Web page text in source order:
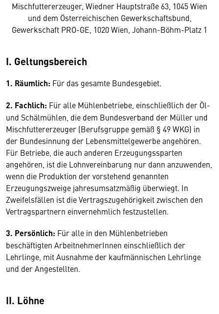
Mischfuttererzeuger, Wiedner Hauptstraße 63, 1045 Wien
und dem Österreichischen Gewerkschaftsbund,
Gewerkschaft PRO-GE, 1020 Wien, Johann-Böhm-Platz 1
I. Geltungsbereich
1. Räumlich: Für das gesamte Bundesgebiet.
2. Fachlich: Für alle Mühlenbetriebe, einschließlich der Öl-
und Schälmühlen, die dem Bundesverband der Müller und
Mischfuttererzeuger (Berufsgruppe gemäß § 49 WKG) in
der Bundesinnung der Lebensmittelgewerbe angehören.
Für Betriebe, die auch anderen Erzeugungssparten
angehören, ist die Lohnvereinbarung nur dann anzuwenden,
wenn die Produktion der vorstehend genannten
Erzeugungszweige jahresumsatzmäßig überwiegt. In
Zweifelsfällen ist die Vertragszugehörigkeit zwischen den
Vertragspartnern einvernehmlich festzustellen.
3. Persönlich: Für alle in den Mühlenbetrieben
beschäftigten ArbeitnehmerInnen einschließlich der
Lehrlinge, mit Ausnahme der kaufmännischen Lehrlinge
und der Angestellten.
II. Löhne